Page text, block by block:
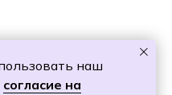
наш
согласие на